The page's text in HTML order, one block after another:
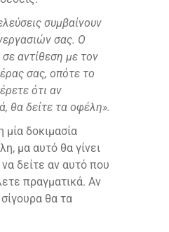
συμβαίνουν
σας. Ο
αντίθεση με τον
σας, οπότε το
ότι αν
θα δείτε τα οφέλη».
δοκιμασία
μα αυτό θα γίνει
δείτε αν αυτό που
πραγματικά. Αν
θα τα